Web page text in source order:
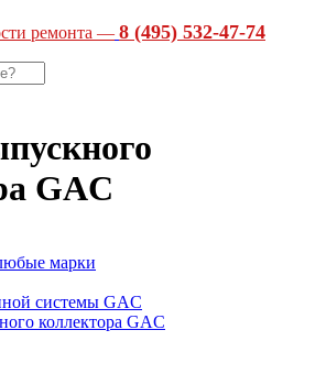
ремонта — 8 (495) 532-47-74
GAC
марки
системы GAC
коллектора GAC